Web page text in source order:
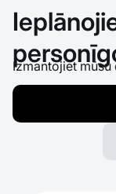
Izmantojiet